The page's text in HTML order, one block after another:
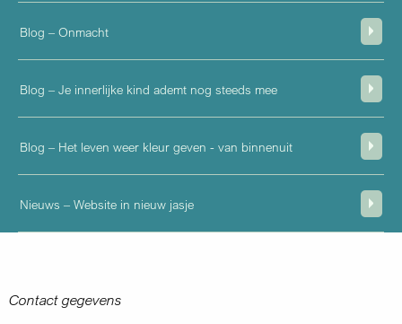
Blog – Onmacht
Blog – Je innerlijke kind ademt nog steeds mee
Blog – Het leven weer kleur geven - van binnenuit
Nieuws – Website in nieuw jasje
Contact gegevens